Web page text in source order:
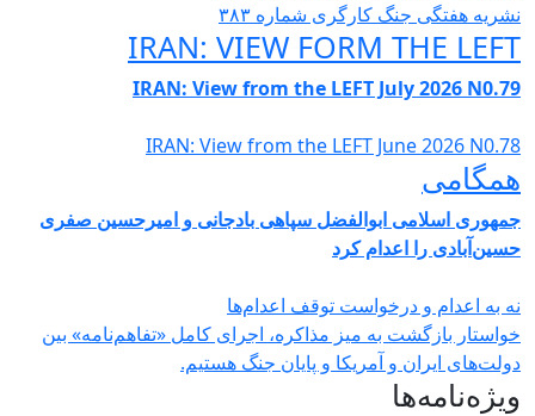
کارگری شمارە ٣٨٣
IRAN: VIEW FORM
IRAN: View from the LEFT
IRAN: View from the LEFT
ابوالفضل سپاهی بادجانی و امیرحسین صفری
اعدام کرد
درخواست توقف اعدام‌ها
به میز مذاکره، اجرای کامل «تفاهم‌نامه» بین
و آمریکا و پایان جنگ هستیم.